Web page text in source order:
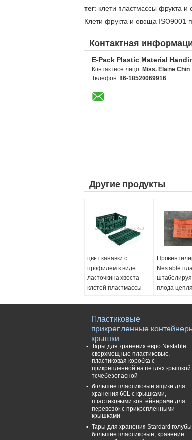
тег: клети пластмассы фрукта
Клети фрукта и овоща ISO9001
Контактная
E-Pack Plastic Material
Контактное лицо: Miss. Elaine Chin
Телефон: 86-18520069916
Другие продукты
цвет канавки с
профилем в виде
ласточкина хвоста
клетей пластмассы
изготовленный на
заказ
Ext. Тусклый.::
600*400*230mm
Int. Тусклый.::
560*365*215mm
Сложенный размер::
600*400*38mm
Вес::2.06kg
Nestable
штабелируя
плода
подгоняно
Ext.
Пластиковые
прикрепленные
крышки
Тары для хранения евро Nestable
сверхмощные пластиковые,
пластиковая коробка с
прикрепленной на петлях крышкой
течебезопасной
большие пластиковые ящики для
хранения 60L с крышками,
пластиковыми контейнерами для
перевозок с прикрепленными
крышками
Тары для хранения Stardard
большие пластиковые, хранение